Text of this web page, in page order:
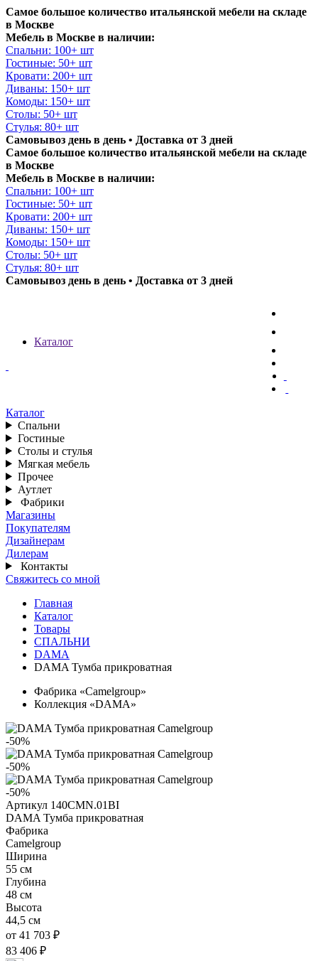
Самое большое количество итальянской мебели на складе
в Москве
Мебель в Москве в наличии:
Спальни: 100+ шт
Гостиные: 50+ шт
Кровати: 200+ шт
Диваны: 150+ шт
Комоды: 150+ шт
Столы: 50+ шт
Стулья: 80+ шт
Самовывоз день в день • Доставка от 3 дней
Самое большое количество итальянской мебели на складе
в Москве
Мебель в Москве в наличии:
Спальни: 100+ шт
Гостиные: 50+ шт
Кровати: 200+ шт
Диваны: 150+ шт
Комоды: 150+ шт
Столы: 50+ шт
Стулья: 80+ шт
Самовывоз день в день • Доставка от 3 дней
Каталог
Каталог
Спальни
Гостиные
Столы и стулья
Мягкая мебель
Прочее
Аутлет
Фабрики
Магазины
Покупателям
Дизайнерам
Дилерам
Контакты
Свяжитесь со мной
Главная
Каталог
Товары
СПАЛЬНИ
DAMA
DAMA Тумба прикроватная
Фабрика «Camelgroup»
Коллекция «DAMA»
-50%
-50%
-50%
Артикул 140CMN.01BI
DAMA Тумба прикроватная
Фабрика
Camelgroup
Ширина
55 см
Глубина
48 см
Высота
44,5 см
от 41 703 ₽
83 406 ₽